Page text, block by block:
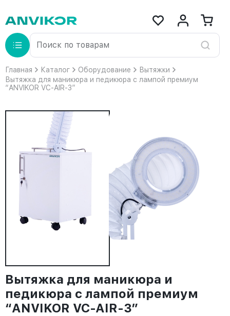
Главная Каталог Оборудование
Вытяжки
Вытяжка для маникюра и педикюра с лампой премиум
“ANVIKOR VC-AIR-3”
Вытяжка для маникюра и
педикюра с лампой премиум
“ANVIKOR VC-AIR-3”